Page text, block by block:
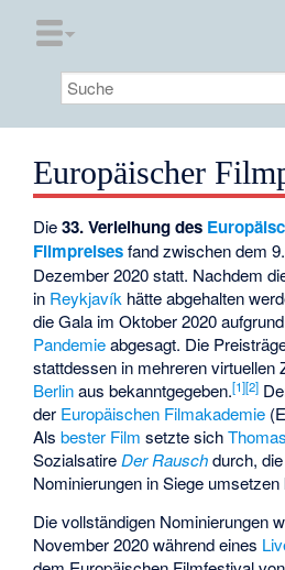
Europäischer
Die33. Verleihung des
Filmpreisesfand zwischen dem
Dezember 2020 statt. Nachdem
in Reykjavík hätte abgehalten
die Gala im Oktober 2020
Pandemieabgesagt. Die
stattdessen in mehreren virtuellen
Berlinaus bekanntgegeben.[1][2]
der Europäischen Filmakademie
Alsbester Film setzte sich
SozialsatireDer Rauschdurch,
Nominierungen in Siege umsetzen
Die vollständigen Nominierungen
November 2020 während eines